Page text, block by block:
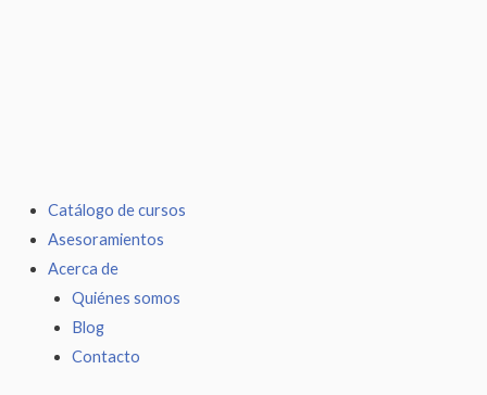
Catálogo de cursos
Asesoramientos
Acerca de
Quiénes somos
Blog
Contacto